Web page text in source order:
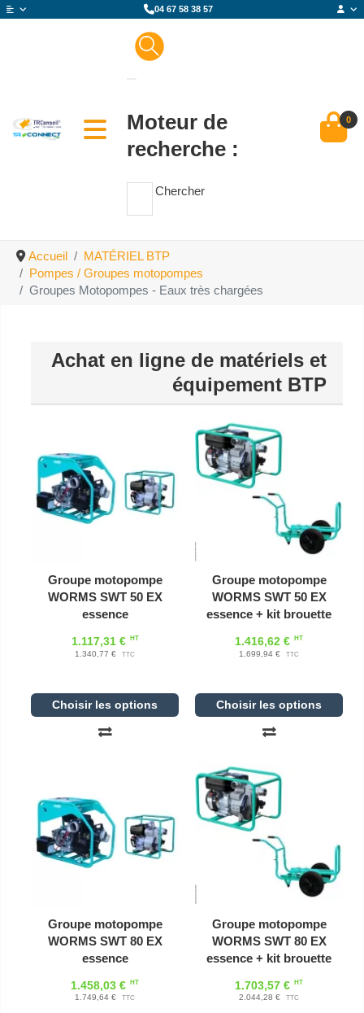
04 67 58 38 57
Moteur de
recherche :
Chercher
0
Accueil
MATÉRIEL BTP
Pompes / Groupes motopompes
Groupes Motopompes - Eaux très chargées
Achat en ligne de matériels et
équipement BTP
Groupe motopompe
WORMS SWT 50 EX
essence
1.117,31 € HT
1.340,77 € TTC
Choisir les options
Groupe motopompe
WORMS SWT 50 EX
essence + kit brouette
1.416,62 € HT
1.699,94 € TTC
Choisir les options
Groupe motopompe
WORMS SWT 80 EX
essence
1.458,03 € HT
1.749,64 € TTC
Groupe motopompe
WORMS SWT 80 EX
essence + kit brouette
1.703,57 € HT
2.044,28 € TTC